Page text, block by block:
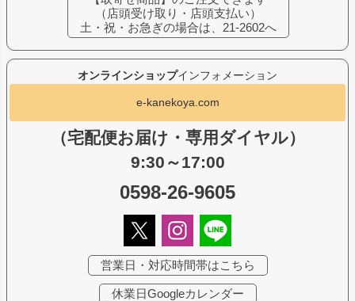
オンラインショップインフォメーション
e-kanekoya.com
（宅配便お届け・専用ダイヤル）
9:30～17:00
0598-26-9605
営業日・対応時間帯はこちら
休業日Googleカレンダー
（店頭受け取り・店頭支払い）
土・祝・お急ぎの場合は、21-2602へ